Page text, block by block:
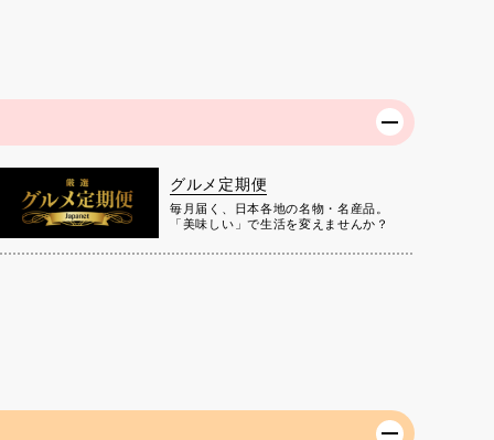
グルメ定期便
毎月届く、日本各地の名物・名産品。
「美味しい」で生活を変えませんか？